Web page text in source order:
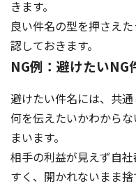
きます。
良い件名の型を押さえ
認しておきます。
NG例：避けたいNG
避けたい件名には、共通
何を伝えたいかわから
まいます。
相手の利益が見えず自
すく、開かれないまま捨